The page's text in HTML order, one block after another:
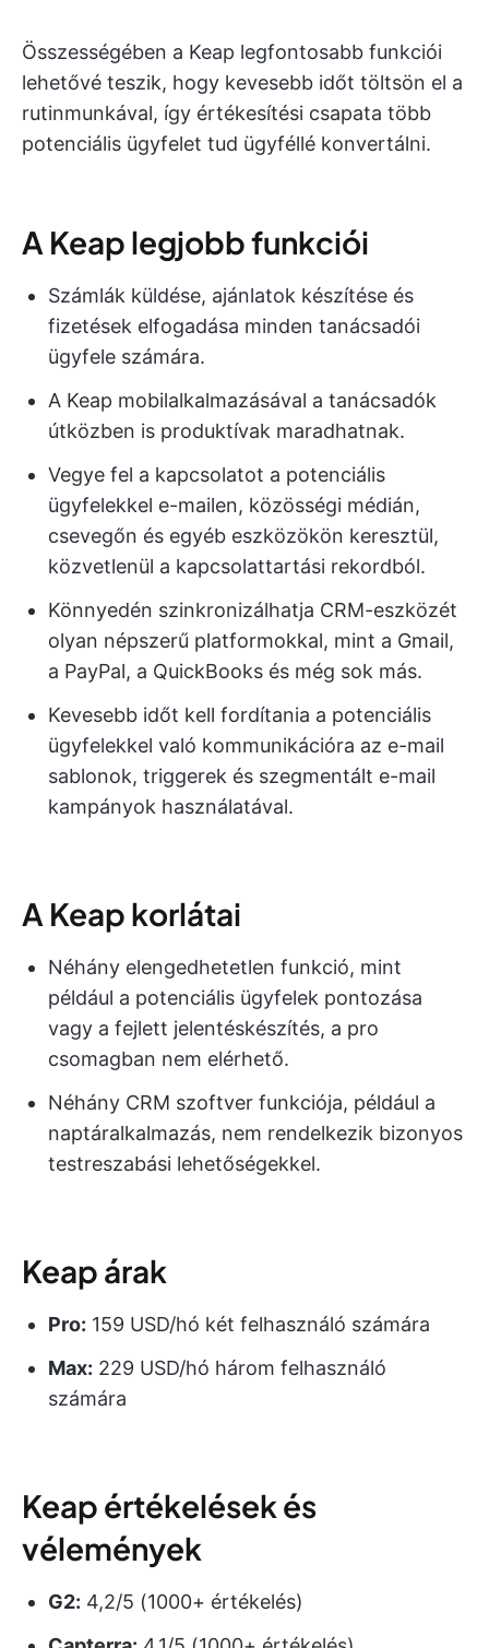
Összességében a Keap legfontosabb funkciói
lehetővé teszik, hogy kevesebb időt töltsön el a
rutinmunkával, így értékesítési csapata több
potenciális ügyfelet tud ügyféllé konvertálni.
A Keap legjobb funkciói
Számlák küldése, ajánlatok készítése és
fizetések elfogadása minden tanácsadói
ügyfele számára.
A Keap mobilalkalmazásával a tanácsadók
útközben is produktívak maradhatnak.
Vegye fel a kapcsolatot a potenciális
ügyfelekkel e-mailen, közösségi médián,
csevegőn és egyéb eszközökön keresztül,
közvetlenül a kapcsolattartási rekordból.
Könnyedén szinkronizálhatja CRM-eszközét
olyan népszerű platformokkal, mint a Gmail,
a PayPal, a QuickBooks és még sok más.
Kevesebb időt kell fordítania a potenciális
ügyfelekkel való kommunikációra az e-mail
sablonok, triggerek és szegmentált e-mail
kampányok használatával.
A Keap korlátai
Néhány elengedhetetlen funkció, mint
például a potenciális ügyfelek pontozása
vagy a fejlett jelentéskészítés, a pro
csomagban nem elérhető.
Néhány CRM szoftver funkciója, például a
naptáralkalmazás, nem rendelkezik bizonyos
testreszabási lehetőségekkel.
Keap árak
Pro: 159 USD/hó két felhasználó számára
Max: 229 USD/hó három felhasználó
számára
Keap értékelések és
vélemények
G2: 4,2/5 (1000+ értékelés)